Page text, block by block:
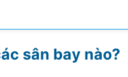
sân bay nào?